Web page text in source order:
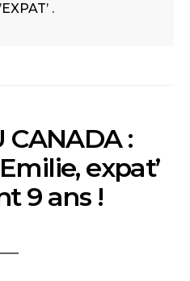
.
CANADA :
expat’
9 ans !
___